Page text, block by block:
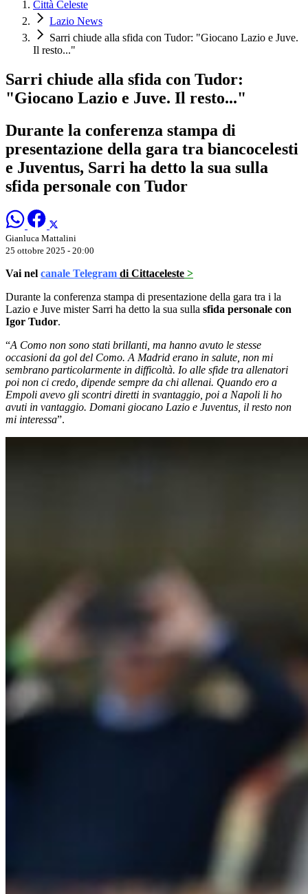
Città Celeste
Lazio News
Sarri chiude alla sfida con Tudor: "Giocano Lazio e Juve.
Il resto..."
Sarri chiude alla sfida con Tudor:
"Giocano Lazio e Juve. Il resto..."
Durante la conferenza stampa di
presentazione della gara tra biancocelesti
e Juventus, Sarri ha detto la sua sulla
sfida personale con Tudor
Gianluca Mattalini
25 ottobre 2025 - 20:00
Vai nel canale Telegram di Cittaceleste >
Durante la conferenza stampa di presentazione della gara tra i la
Lazio e Juve mister Sarri ha detto la sua sulla sfida personale con
Igor Tudor.
“A Como non sono stati brillanti, ma hanno avuto le stesse
occasioni da gol del Como. A Madrid erano in salute, non mi
sembrano particolarmente in difficoltà. Io alle sfide tra allenatori
poi non ci credo, dipende sempre da chi allenai. Quando ero a
Empoli avevo gli scontri diretti in svantaggio, poi a Napoli li ho
avuti in vantaggio. Domani giocano Lazio e Juventus, il resto non
mi interessa”.